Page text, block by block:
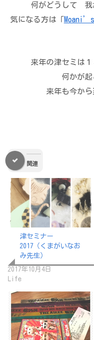
何がどうして 我
気になる方は「
来年の津セミは
何かが
来年も今か
関連
津セミナー
2017（くまがいなお
み先生）
2017年10月4日
Life